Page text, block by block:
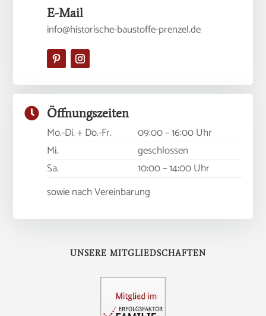
E-Mail
info@historische-baustoffe-prenzel.de
 Öffnungszeiten
Mo.-Di. + Do.-Fr.
09:00 – 16:00 Uhr
Mi.
geschlossen
Sa.
10:00 – 14:00 Uhr
sowie nach Vereinbarung
UNSERE MITGLIEDSCHAFTEN